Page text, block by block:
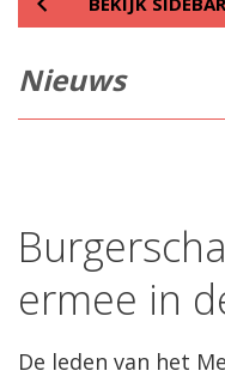
Nieuws
ermee in
De leden van het